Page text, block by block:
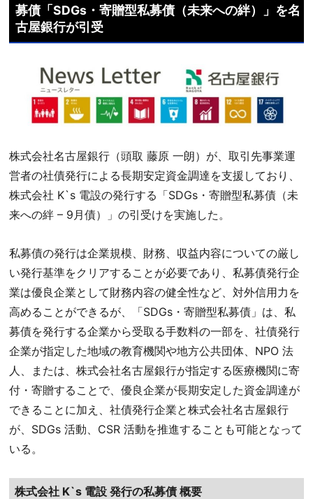
募債「SDGs・寄贈型私募債（未来への絆）」を名
古屋銀行が引受
株式会社名古屋銀行（頭取 藤原 一朗）が、取引先事業運
営者の社債発行による長期安定資金調達を支援しており、
株式会社 K`s 電設の発行する「SDGs・寄贈型私募債（未
来への絆 – 9月債）」の引受けを実施した。
私募債の発行は企業規模、財務、収益内容についての厳し
い発行基準をクリアすることが必要であり、私募債発行企
業は優良企業として財務内容の健全性など、対外信用力を
高めることができるが、「SDGs・寄贈型私募債」は、私
募債を発行する企業から受取る手数料の一部を、社債発行
企業が指定した地域の教育機関や地方公共団体、NPO 法
人、または、株式会社名古屋銀行が指定する医療機関に寄
付・寄贈することで、優良企業が長期安定した資金調達が
できることに加え、社債発行企業と株式会社名古屋銀行
が、SDGs 活動、CSR 活動を推進することも可能となって
いる。
株式会社 K`s 電設 発行の私募債 概要